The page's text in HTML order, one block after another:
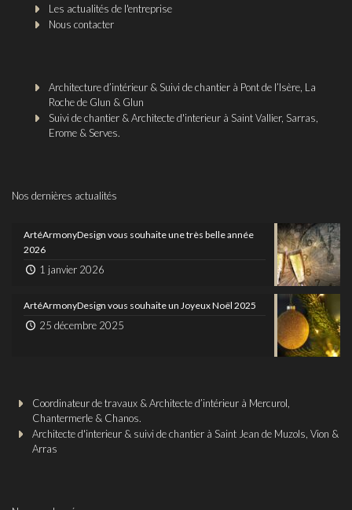
Les actualités de l'entreprise
Nous contacter
Architecture d’intérieur & Suivi de chantier à Pont de l’Isère, La
Roche de Glun & Glun
Suivi de chantier & Architecte d'interieur à Saint Vallier, Sarras,
Erome & Serves.
Nos dernières actualités
ArtéArmonyDesign vous souhaite une très belle année
2026
1 janvier 2026
ArtéArmonyDesign vous souhaite un Joyeux Noël 2025
25 décembre 2025
Coordinateur de travaux & Architecte d’intérieur à Mercurol,
Chantermerle & Chanos.
Architecte d'interieur & suivi de chantier à Saint Jean de Muzols, Vion &
Arras